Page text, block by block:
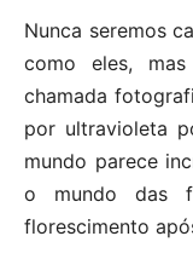
Nunca seremos
como eles,
chamada
por ultravioleta
mundo parece
o mundo das
florescimento